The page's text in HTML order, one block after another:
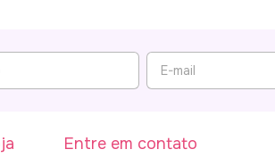
Entre em contato